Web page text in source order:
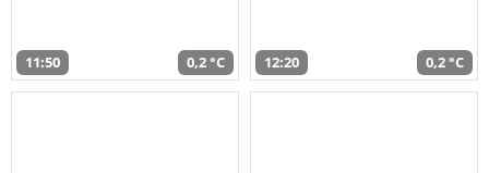
11:50 0,2 °C 12:20 0,2 °C